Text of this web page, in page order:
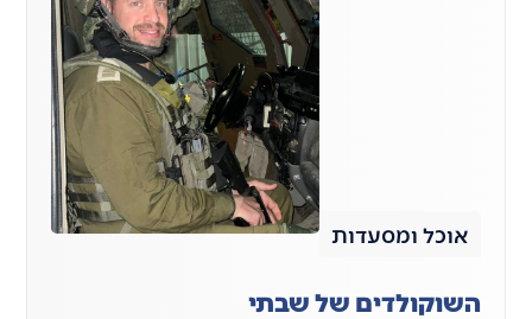
אוכל ומסעדות
השוקולדים של שבתי